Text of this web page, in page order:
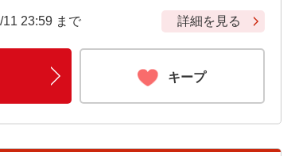
23:59 まで 詳細を見る
キープ